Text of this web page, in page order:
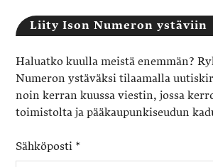
Liity Ison Numeron ystäviin
Haluatko kuulla meistä enemmän?
Numeron ystäväksi tilaamalla
noin kerran kuussa viestin, jossa
toimistolta ja pääkaupunkiseudun
Sähköposti *